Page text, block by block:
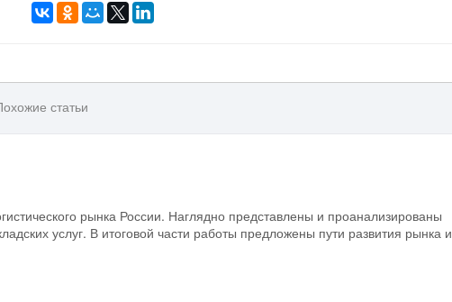
статьи
рынка России. Наглядно представлены и проанализированы
услуг. В итоговой части работы предложены пути развития рынка и